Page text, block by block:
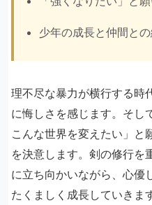
少年の成長と仲間と
理不尽な暴力が横行する時
に悔しさを感じます。そし
こんな世界を変えたい」と
を決意します。剣の修行を
に立ち向かいながら、心優
たくましく成長していきま